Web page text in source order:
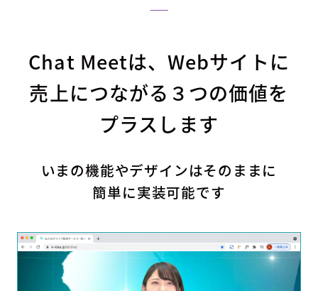
Chat Meetは、Webサイトに
売上につながる３つの価値を
プラスします
いまの機能やデザインはそのままに
簡単に実装可能です